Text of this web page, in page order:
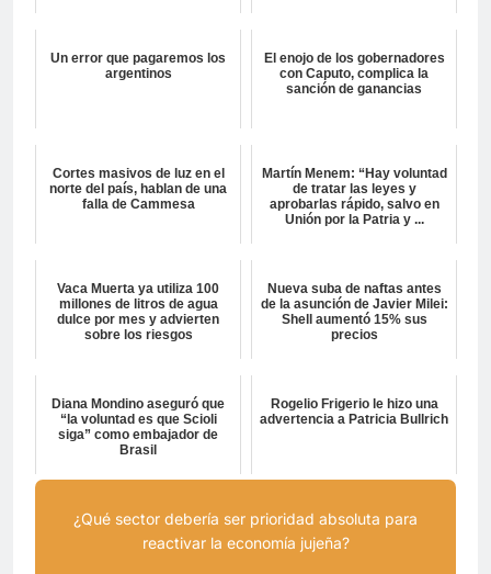
Un error que pagaremos los
argentinos
El enojo de los gobernadores
con Caputo, complica la
sanción de ganancias
Cortes masivos de luz en el
norte del país, hablan de una
falla de Cammesa
Martín Menem: “Hay voluntad
de tratar las leyes y
aprobarlas rápido, salvo en
Unión por la Patria y ...
Vaca Muerta ya utiliza 100
millones de litros de agua
dulce por mes y advierten
sobre los riesgos
Nueva suba de naftas antes
de la asunción de Javier Milei:
Shell aumentó 15% sus
precios
Diana Mondino aseguró que
“la voluntad es que Scioli
siga” como embajador de
Brasil
Rogelio Frigerio le hizo una
advertencia a Patricia Bullrich
¿Qué sector debería ser prioridad absoluta para
reactivar la economía jujeña?